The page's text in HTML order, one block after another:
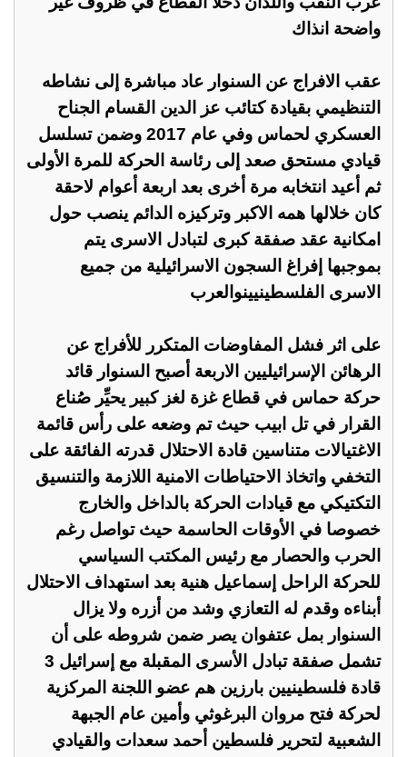
واضحة انذاك
عقب الافراج عن السنوار عاد مباشرة إلى نشاطه
التنظيمي بقيادة كتائب عز الدين القسام الجناح
العسكري لحماس وفي عام 2017 وضمن تسلسل
قيادي مستحق صعد إلى رئاسة الحركة للمرة الأولى
ثم أعيد انتخابه مرة أخرى بعد اربعة أعوام لاحقة
كان خلالها همه الاكبر وتركيزه الدائم ينصب حول
امكانية عقد صفقة كبرى لتبادل الاسرى يتم
بموجبها إفراغ السجون الاسرائيلية من جميع
الاسرى الفلسطينيينوالعرب
على اثر فشل المفاوضات المتكرر للأفراج عن
الرهائن الإسرائيليين الاربعة أصبح السنوار قائد
حركة حماس في قطاع غزة لغز كبير يحيِّر صُناع
القرار في تل ابيب حيث تم وضعه على رأس قائمة
الاغتيالات متناسين قادة الاحتلال قدرته الفائقة على
التخفي واتخاذ الاحتياطات الامنية اللازمة والتنسيق
التكتيكي مع قيادات الحركة بالداخل والخارج
خصوصا في الأوقات الحاسمة حيث تواصل رغم
الحرب والحصار مع رئيس المكتب السياسي
للحركة الراحل إسماعيل هنية بعد استهداف الاحتلال
أبناءه وقدم له التعازي وشد من أزره ولا يزال
السنوار بمل عتفوان يصر ضمن شروطه على أن
تشمل صفقة تبادل الأسرى المقبلة مع إسرائيل 3
قادة فلسطينيين بارزين هم عضو اللجنة المركزية
لحركة فتح مروان البرغوثي وأمين عام الجبهة
الشعبية لتحرير فلسطين أحمد سعدات والقيادي